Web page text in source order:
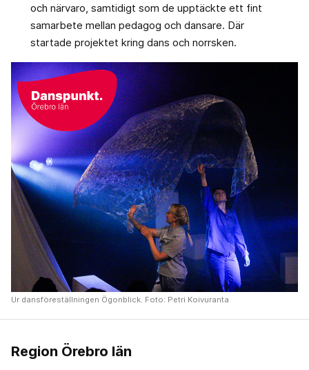
och närvaro, samtidigt som de upptäckte ett fint
samarbete mellan pedagog och dansare. Där
startade projektet kring dans och norrsken.
Ur dansföreställningen Ögonblick. Foto: Petri Koivuranta
Region Örebro län